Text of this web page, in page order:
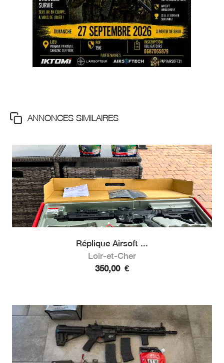
ANNONCES SIMILAIRES
Réplique Airsoft ...
Loir-et-Cher
350,00 €